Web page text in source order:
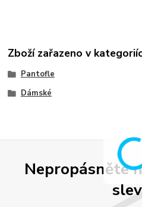
Zboží zařazeno v
Pantofle
Dámské
Nepropásněte